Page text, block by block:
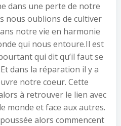
dans une perte de notre
nous oublions de cultiver
notre vie en harmonie
qui nous entoure.Il est
qui dit qu’il faut se
dans la réparation il y a
notre coeur. Cette
à retrouver le lien avec
monde et face aux autres.
alors commencent